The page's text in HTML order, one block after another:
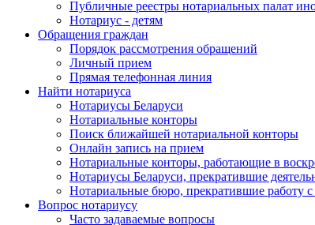
Публичные реестры нотариальных палат
Нотариус - детям
Обращения граждан
Порядок рассмотрения обращений
Личный прием
Прямая телефонная линия
Найти нотариуса
Нотариусы Беларуси
Нотариальные конторы
Поиск ближайшей нотариальной конторы
Онлайн запись на прием
Нотариальные конторы, работающие в
Нотариусы Беларуси, прекратившие
Нотариальные бюро, прекратившие работу с
Вопрос нотариусу
Часто задаваемые вопросы